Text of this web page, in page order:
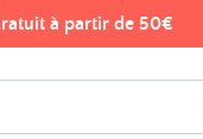
à partir de 50€